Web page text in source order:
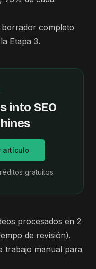
borrador completo
Etapa 3.
into SEO
artículo
gratuitos
procesados en 2
de revisión).
trabajo manual para